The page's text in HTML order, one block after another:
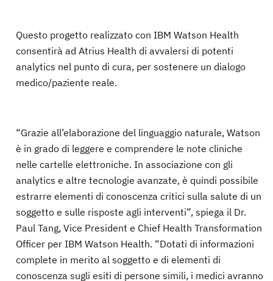
Questo progetto realizzato con IBM Watson Health
consentirà ad Atrius Health di avvalersi di potenti
analytics nel punto di cura, per sostenere un dialogo
medico/paziente reale.
“Grazie all’elaborazione del linguaggio naturale, Watson
è in grado di leggere e comprendere le note cliniche
nelle cartelle elettroniche. In associazione con gli
analytics e altre tecnologie avanzate, è quindi possibile
estrarre elementi di conoscenza critici sulla salute di un
soggetto e sulle risposte agli interventi”, spiega il Dr.
Paul Tang, Vice President e Chief Health Transformation
Officer per IBM Watson Health. “Dotati di informazioni
complete in merito al soggetto e di elementi di
conoscenza sugli esiti di persone simili, i medici avranno